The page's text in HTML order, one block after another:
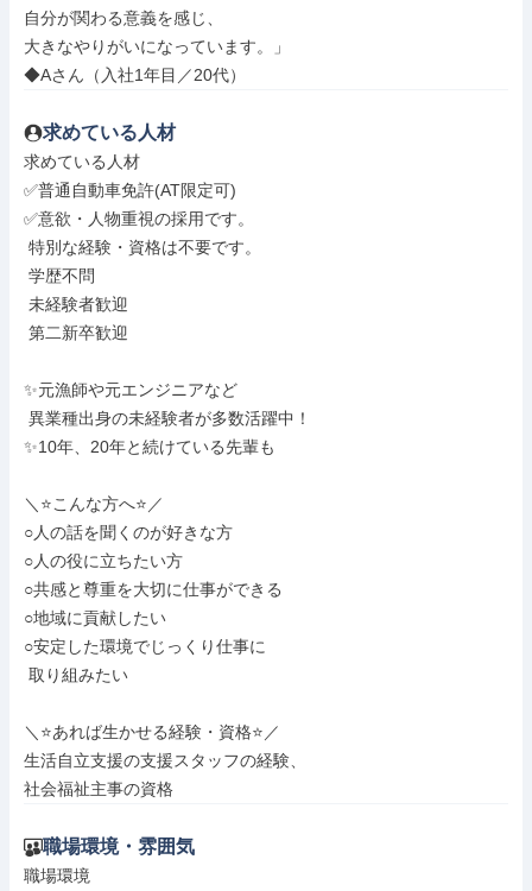
自分が関わる意義を感じ、
大きなやりがいになっています。」
◆Aさん（入社1年目／20代）
求めている人材
求めている人材
✅普通自動車免許(AT限定可)
✅意欲・人物重視の採用です。
✨元漁師や元エンジニアなど
✨10年、20年と続けている先輩も
＼⭐こんな方へ⭐／
○人の話を聞くのが好きな方
○人の役に立ちたい方
○共感と尊重を大切に仕事ができる
○地域に貢献したい
○安定した環境でじっくり仕事に
＼⭐あれば生かせる経験・資格⭐／
生活自立支援の支援スタッフの経験、
社会福祉主事の資格
職場環境・雰囲気
職場環境